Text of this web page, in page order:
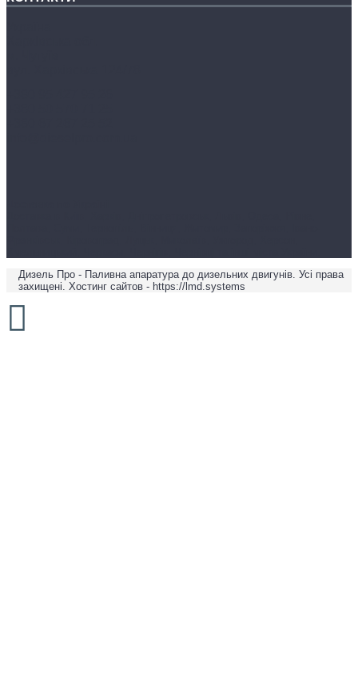
Дизель Про - Паливна апаратура до дизельних двигунів. Усі права
захищені. Хостинг сайтов - https://lmd.systems